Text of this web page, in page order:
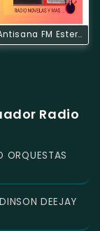
Antisana FM Estereo
Radio
DEEJAY